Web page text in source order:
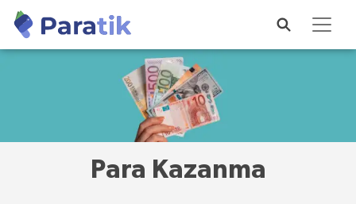
Para Kazanma